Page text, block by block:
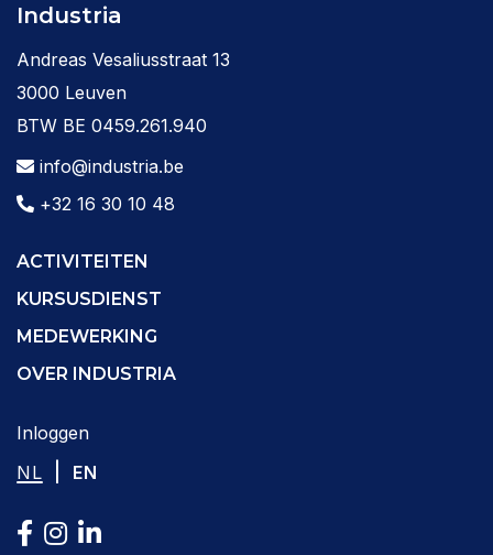
Industria
Andreas Vesaliusstraat 13
3000 Leuven
BTW BE 0459.261.940
info@industria.be
+32 16 30 10 48
ACTIVITEITEN
KURSUSDIENST
MEDEWERKING
OVER INDUSTRIA
Inloggen
NL
EN